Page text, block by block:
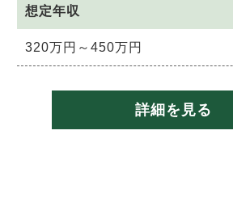
想定年収
320万円～450万円
詳細を見る